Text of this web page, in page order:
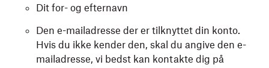
Dit for- og efternavn
Den e-mailadresse der er tilknyttet din konto.
Hvis du ikke kender den, skal du angive den e-
mailadresse, vi bedst kan kontakte dig på